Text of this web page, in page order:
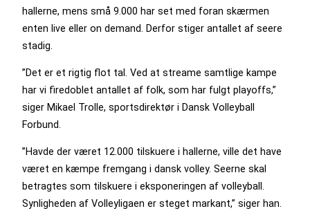
hallerne, mens små 9.000 har set med foran skærmen
enten live eller on demand. Derfor stiger antallet af seere
stadig.
”Det er et rigtig flot tal. Ved at streame samtlige kampe
har vi firedoblet antallet af folk, som har fulgt playoffs,”
siger Mikael Trolle, sportsdirektør i Dansk Volleyball
Forbund.
”Havde der været 12.000 tilskuere i hallerne, ville det have
været en kæmpe fremgang i dansk volley. Seerne skal
betragtes som tilskuere i eksponeringen af volleyball.
Synligheden af Volleyligaen er steget markant,” siger han.